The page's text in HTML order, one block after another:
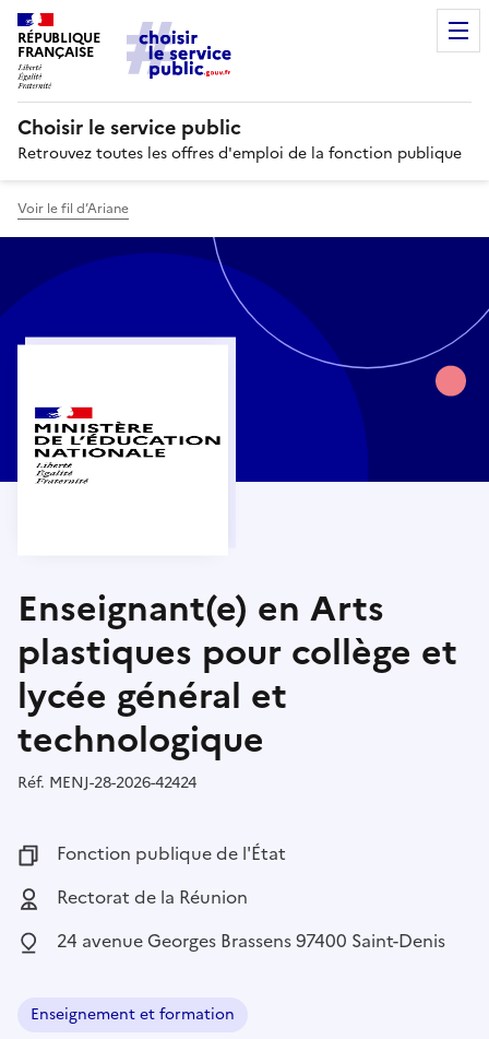
RÉPUBLIQUE
FRANÇAISE
Choisir le service public
Retrouvez toutes les offres d'emploi de la fonction publique
Voir le fil d’Ariane
Enseignant(e) en Arts
plastiques pour collège et
lycée général et
technologique
Réf. Référence :
MENJ-28-2026-42424
Fonction publique :
Fonction publique de l'État
Employeur :
Rectorat de la Réunion
Localisation :
24 avenue Georges Brassens 97400 Saint-Denis
Domaine :
Enseignement et formation